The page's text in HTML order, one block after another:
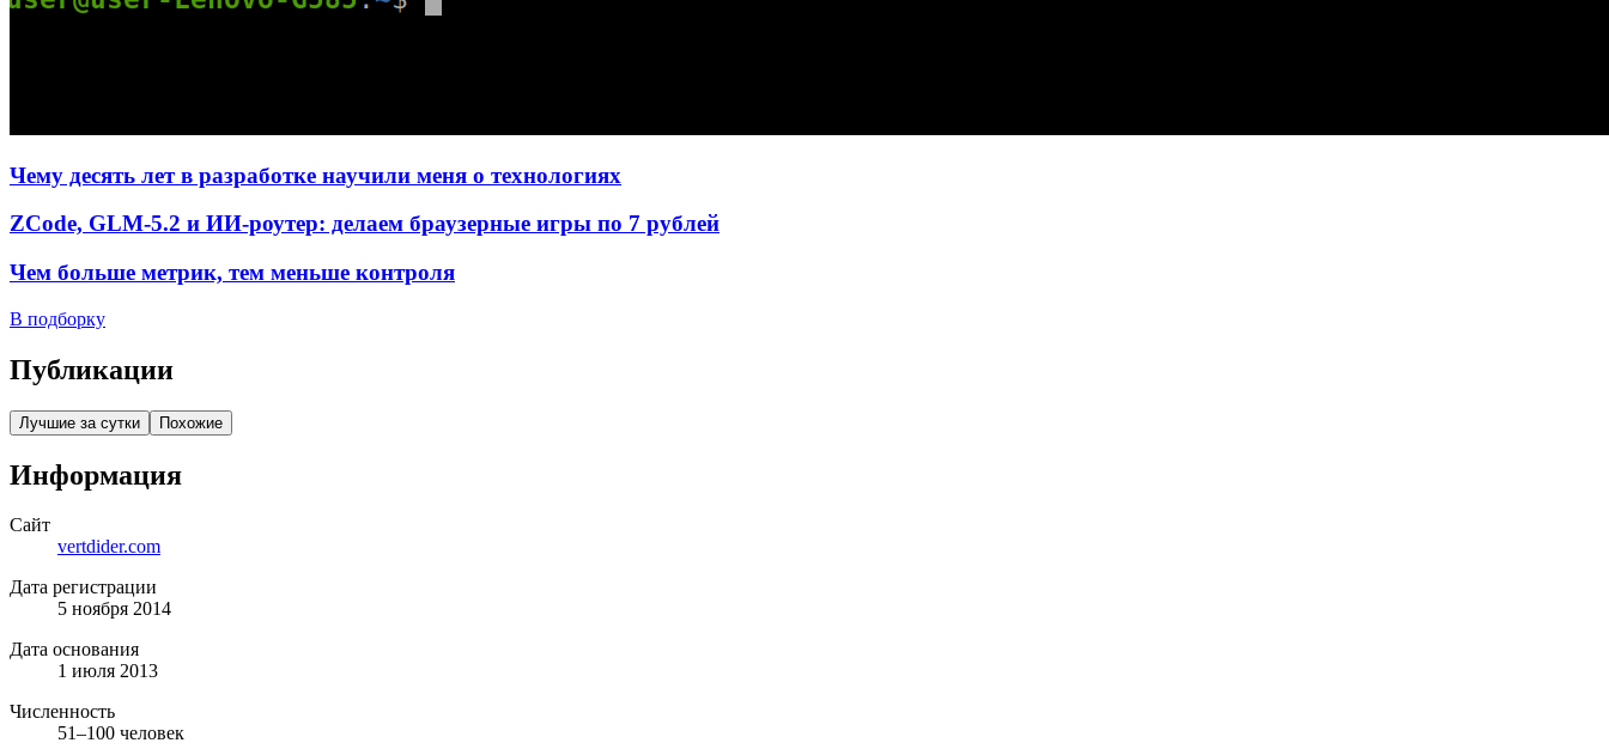
Чему десять лет в разработке научили меня о технологиях
ZCode, GLM-5.2 и ИИ-роутер: делаем браузерные игры по 7 рублей
Чем больше метрик, тем меньше контроля
В подборку
Публикации
Лучшие за сутки Похожие
Информация
Сайт
vertdider.com
Дата регистрации
5 ноября 2014
Дата основания
1 июля 2013
Численность
51–100 человек